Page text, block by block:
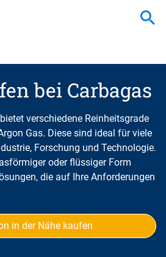
bei Carbagas
verschiedene Reinheitsgrade
Gas. Diese sind ideal für viele
Forschung und Technologie.
oder flüssiger Form
die auf Ihre Anforderungen
in der Nähe kaufen